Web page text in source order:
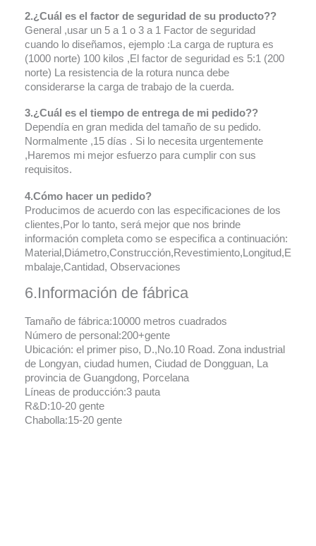
2.¿Cuál es el factor de seguridad de su producto??
General ,usar un 5 a 1 o 3 a 1 Factor de seguridad
cuando lo diseñamos, ejemplo :La carga de ruptura es
(1000 norte) 100 kilos ,El factor de seguridad es 5:1 (200
norte) La resistencia de la rotura nunca debe
considerarse la carga de trabajo de la cuerda.
3.¿Cuál es el tiempo de entrega de mi pedido??
Dependía en gran medida del tamaño de su pedido.
Normalmente ,15 días . Si lo necesita urgentemente
,Haremos mi mejor esfuerzo para cumplir con sus
requisitos.
4.Cómo hacer un pedido?
Producimos de acuerdo con las especificaciones de los
clientes,Por lo tanto, será mejor que nos brinde
información completa como se especifica a continuación:
Material,Diámetro,Construcción,Revestimiento,Longitud,E
mbalaje,Cantidad, Observaciones
6.Información de fábrica
Tamaño de fábrica:10000 metros cuadrados
Número de personal:200+gente
Ubicación: el primer piso, D.,No.10 Road. Zona industrial
de Longyan, ciudad humen, Ciudad de Dongguan, La
provincia de Guangdong, Porcelana
Líneas de producción:3 pauta
R&D:10-20 gente
Chabolla:15-20 gente